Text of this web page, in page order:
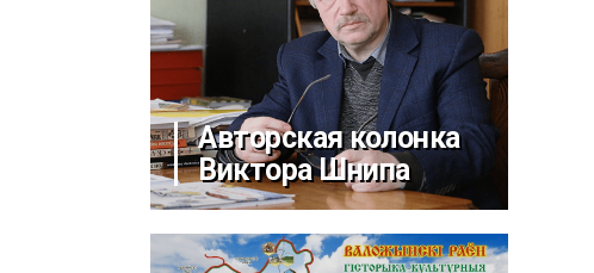
Авторская колонка
Виктора Шнипа